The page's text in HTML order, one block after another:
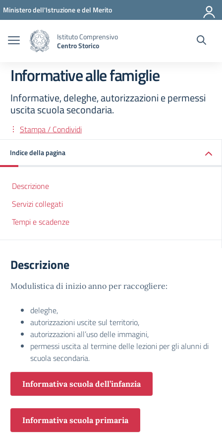
Vai ai contenuti
Vai al menu di navigazione
Vai al footer
Ministero dell'Istruzione e del Merito
Istituto Comprensivo
Centro Storico
Informative alle famiglie
Informative, deleghe, autorizzazioni e permessi
uscita scuola secondaria.
Stampa / Condividi
Indice della pagina
Descrizione
Servizi collegati
Tempi e scadenze
Descrizione
Modulistica di inizio anno per raccogliere:
deleghe,
autorizzazioni uscite sul territorio,
autorizzazioni all’uso delle immagini,
permessi uscita al termine delle lezioni per gli alunni di
scuola secondaria.
Informativa scuola dell’infanzia
Informativa scuola primaria